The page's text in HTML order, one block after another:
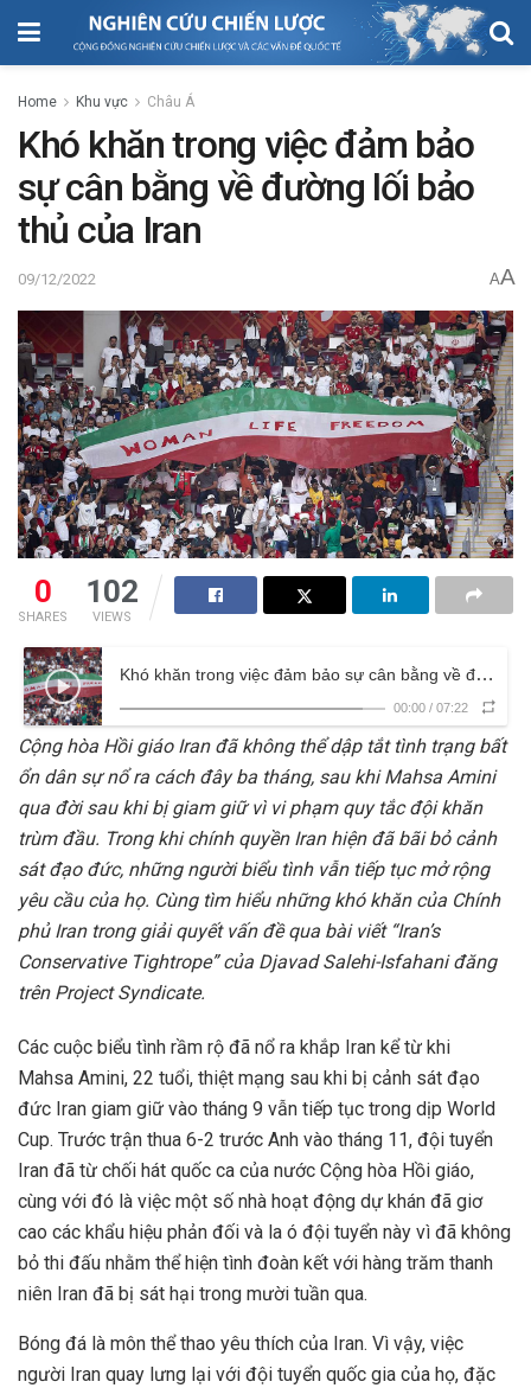
Home Khu vực Châu Á
Khó khăn trong việc đảm bảo
sự cân bằng về đường lối bảo
thủ của Iran
09/12/2022 AA
0
SHARES
102
VIEWS
Khó khăn trong việc đảm bảo sự cân bằng về đường lối bảo thủ của Iran
00:00 / 07:22
Cộng hòa Hồi giáo Iran đã không thể dập tắt tình trạng bất
ổn dân sự nổ ra cách đây ba tháng, sau khi Mahsa Amini
qua đời sau khi bị giam giữ vì vi phạm quy tắc đội khăn
trùm đầu. Trong khi chính quyền Iran hiện đã bãi bỏ cảnh
sát đạo đức, những người biểu tình vẫn tiếp tục mở rộng
yêu cầu của họ. Cùng tìm hiểu những khó khăn của Chính
phủ Iran trong giải quyết vấn đề qua bài viết “Iran’s
Conservative Tightrope” của Djavad Salehi-Isfahani đăng
trên Project Syndicate.
Các cuộc biểu tình rầm rộ đã nổ ra khắp Iran kể từ khi
Mahsa Amini, 22 tuổi, thiệt mạng sau khi bị cảnh sát đạo
đức Iran giam giữ vào tháng 9 vẫn tiếp tục trong dịp World
Cup. Trước trận thua 6-2 trước Anh vào tháng 11, đội tuyển
Iran đã từ chối hát quốc ca của nước Cộng hòa Hồi giáo,
cùng với đó là việc một số nhà hoạt động dự khán đã giơ
cao các khẩu hiệu phản đối và la ó đội tuyển này vì đã không
bỏ thi đấu nhằm thể hiện tình đoàn kết với hàng trăm thanh
niên Iran đã bị sát hại trong mười tuần qua.
Bóng đá là môn thể thao yêu thích của Iran. Vì vậy, việc
người Iran quay lưng lại với đội tuyển quốc gia của họ, đặc